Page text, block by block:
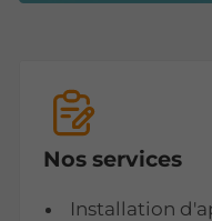
Nos services
Installation